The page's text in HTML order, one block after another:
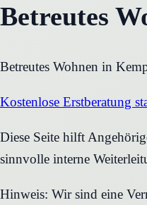
Betreutes
Betreutes Wohnen in
Kostenlose Erstberatung
Diese Seite hilft
sinnvolle interne
Hinweis: Wir sind eine